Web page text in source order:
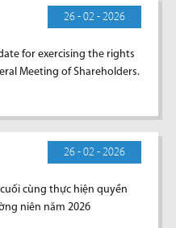
26 - 02 - 2026
for exercising the rights
Meeting of Shareholders.
26 - 02 - 2026
cùng thực hiện quyền
niên năm 2026